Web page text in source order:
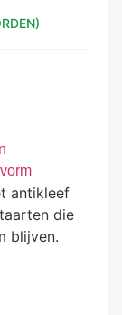
antikleef
die
blijven.